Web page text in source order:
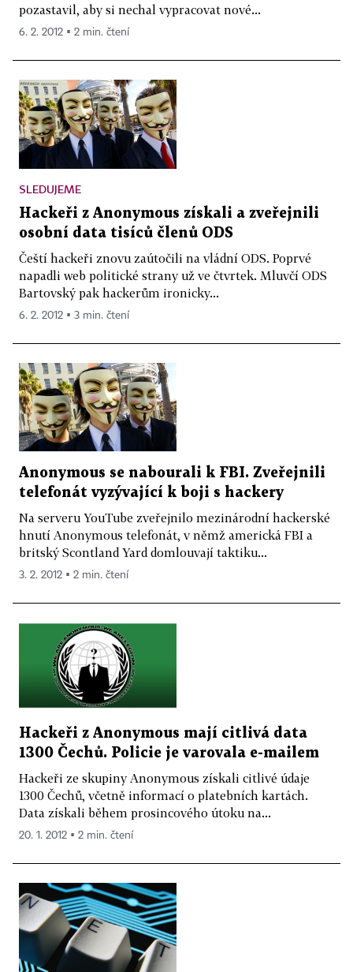
pozastavil, aby si nechal vypracovat nové...
6. 2. 2012 ▪ 2 min. čtení
SLEDUJEME
Hackeři z Anonymous získali a zveřejnili
osobní data tisíců členů ODS
Čeští hackeři znovu zaútočili na vládní ODS. Poprvé
napadli web politické strany už ve čtvrtek. Mluvčí ODS
Bartovský pak hackerům ironicky...
6. 2. 2012 ▪ 3 min. čtení
Anonymous se nabourali k FBI. Zveřejnili
telefonát vyzývající k boji s hackery
Na serveru YouTube zveřejnilo mezinárodní hackerské
hnutí Anonymous telefonát, v němž americká FBI a
britský Scontland Yard domlouvají taktiku...
3. 2. 2012 ▪ 2 min. čtení
Hackeři z Anonymous mají citlivá data
1300 Čechů. Policie je varovala e-mailem
Hackeři ze skupiny Anonymous získali citlivé údaje
1300 Čechů, včetně informací o platebních kartách.
Data získali během prosincového útoku na...
20. 1. 2012 ▪ 2 min. čtení